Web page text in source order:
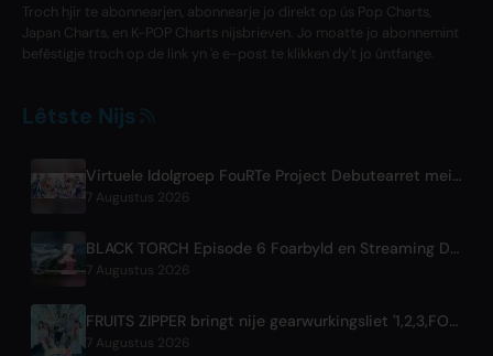
Troch hjir te abonnearjen, abonnearje jo direkt op ús Pop Charts,
Japan Charts, en K-POP Charts nijsbrieven. Jo moatte jo abonnemint
befêstigje troch op de link yn 'e e-post te klikken dy't jo ûntfange.
Lêtste Nijs
Virtuele Idolgroep FouRTe Project Debutearret mei 'ALL IN' Album Produsearre troch m-flo's ☆Taku Takahashi
7 Augustus 2026
BLACK TORCH Episode 6 Foarbyld en Streaming Details
7 Augustus 2026
FRUITS ZIPPER bringt nije gearwurkingsliet '1,2,3,FOOOOUR' út
7 Augustus 2026